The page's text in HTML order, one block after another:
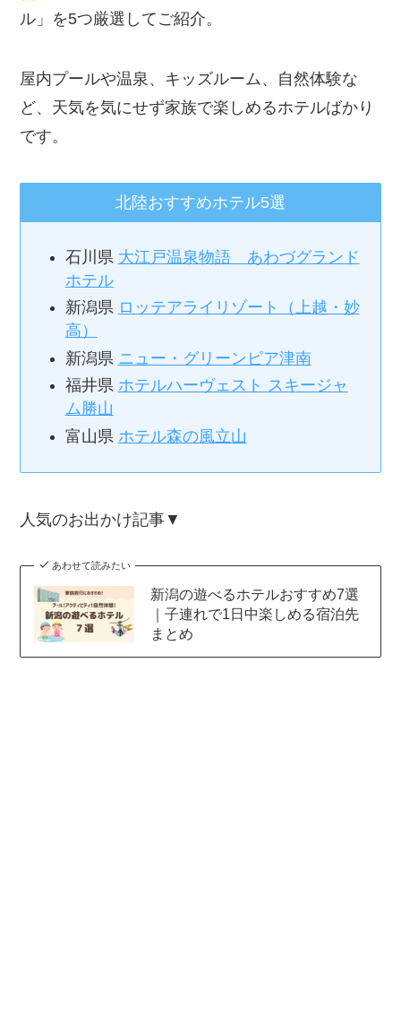
ル」を5つ厳選してご紹介。
屋内プールや温泉、キッズルーム、自然体験な
ど、天気を気にせず家族で楽しめるホテルばかり
です。
北陸おすすめホテル5選
石川県 大江戸温泉物語 あわづグランド
ホテル
新潟県 ロッテアライリゾート（上越・妙
高）
新潟県 ニュー・グリーンピア津南
福井県 ホテルハーヴェスト スキージャ
ム勝山
富山県 ホテル森の風立山
人気のお出かけ記事▼
あわせて読みたい
新潟の遊べるホテルおすすめ7選
｜子連れで1日中楽しめる宿泊先
まとめ